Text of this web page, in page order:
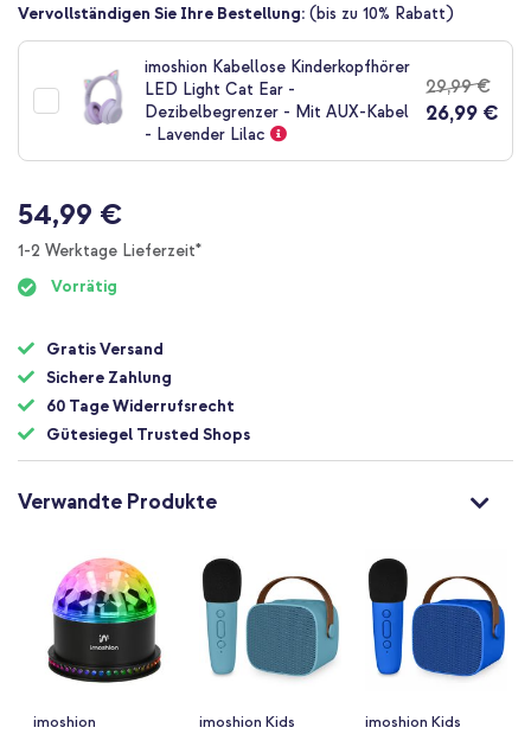
Zum
Bildgalerie
Vervollständigen Sie Ihre Bestellung: (bis zu 10% Rabatt)
imoshion Kabellose Kinderkopfhörer
LED Light Cat Ear -
Dezibelbegrenzer - Mit AUX-Kabel
- Lavender Lilac
29,99 €
26,99 €
54,99 €
1-2 Werktage Lieferzeit*
Vorrätig
Gratis Versand
Sichere Zahlung
60 Tage Widerrufsrecht
Gütesiegel Trusted Shops
Verwandte Produkte
imoshion
imoshion Kids
imoshion Kids